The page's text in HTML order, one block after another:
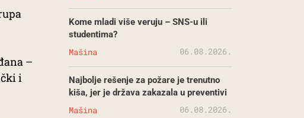
–
i
Kome mladi više veruju – SNS-u ili
studentima?
Mašina 06.08.2026.
Najbolje rešenje za požare je trenutno
kiša, jer je država zakazala u preventivi
Mašina 06.08.2026.